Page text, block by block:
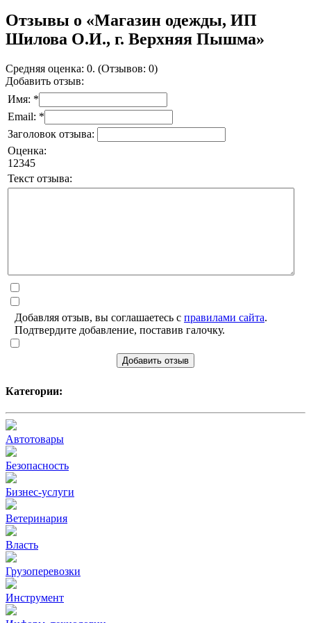
Отзывы о «Магазин одежды, ИП
Шилова О.И., г. Верхняя Пышма»
Средняя оценка: 0. (Отзывов: 0)
Добавить отзыв:
Имя: *
Email: *
Заголовок отзыва:
Оценка:
1 2345
Текст отзыва:
Добавляя отзыв, вы соглашаетесь с правилами сайта.
Подтвердите добавление, поставив галочку.
Добавить отзыв
Категории:
Автотовары
Безопасность
Бизнес-услуги
Ветеринария
Власть
Грузоперевозки
Инструмент